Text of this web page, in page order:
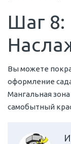
Шаг 8:
Вы можете
оформление
Мангальная
самобытный